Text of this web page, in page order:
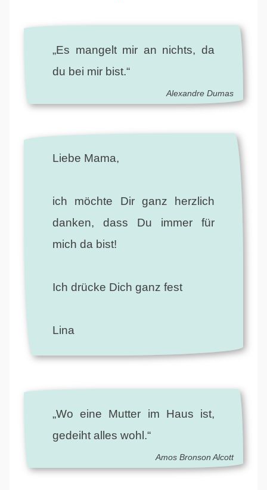
„Es mangelt mir an nichts, da
du bei mir bist.“
Alexandre Dumas
Liebe Mama,
ich möchte Dir ganz herzlich
danken, dass Du immer für
mich da bist!
Ich drücke Dich ganz fest
Lina
„Wo eine Mutter im Haus ist,
gedeiht alles wohl.“
Amos Bronson Alcott